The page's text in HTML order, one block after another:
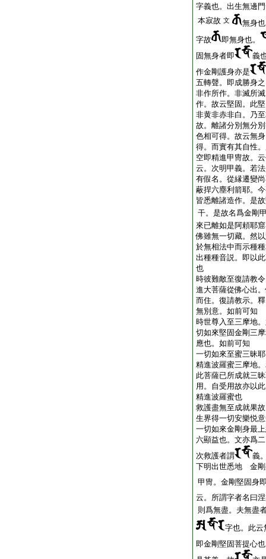
字義也。出生無邊
本寂故 文
無身
字故
即無身也。
固無身者即
義
作金剛護身亦是
五轉聲。即成勝身
非作所作。非滅所
作。故云堅固。此
非黄非赤非白。乃
故。離諸分別無分
色相可得。故云無
得。而實有其自性
空即精進甲冑故。
云。次明甲義。若
有假名。從縁遷變
蔽捍六塵利箭耶。
皆悉離諸造作。是
干。是故名爲金剛
來已離如是阿頼耶
佛雖無一切藏。然
於無相法中而示種
出種種音説。即以
也
時彼難敵至復請教
進大菩薩從佛心出
而住。復請教示。
無別意。如前可知
時世尊入至三摩地
切如來堅固金剛三
應也。如前可知
一切如來至蜜三昧
精進波羅蜜三摩地
此菩薩已所成就三
用。自受用故亦以
精進波羅蜜也
救護盡無至成就果
生界得一切安樂悦
一切如來金剛身最
六顯益也。文亦爲
次救護者謂
義
下明出世悉地 金剛
甲冑。金剛堅固身
云。所謂字者名曰
則爲無盡。夫無盡
字也。此云
即金剛堅固菩提心